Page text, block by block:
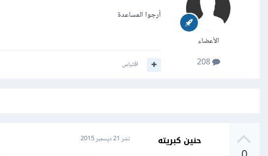
الأعضاء
208
أرجوا المساعدة
اقتباس
حنين كبريته نشر 21 ديسمبر 2015